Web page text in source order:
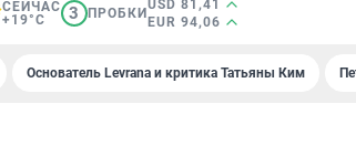
СЕЙЧАС
+19°C
3 ПРОБКИ
USD 81,41
EUR 94,06
Основатель Levrana и критика Татьяны Ким